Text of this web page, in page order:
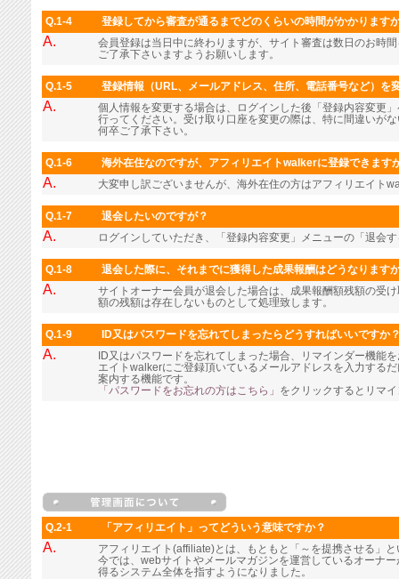
Q.1-4 登録してから審査が通るまでどのくらいの時間がかかります
A.
会員登録は当日中に終わりますが、サイト審査は数日のお時
ご了承下さいますようお願いします。
Q.1-5 登録情報（URL、メールアドレス、住所、電話番号など）を
A.
個人情報を変更する場合は、ログインした後「登録内容変更
行ってください。受け取り口座を変更の際は、特に間違いが
何卒ご了承下さい。
Q.1-6 海外在住なのですが、アフィリエイトwalkerに登録できます
A. 大変申し訳ございませんが、海外在住の方はアフィリエイト
Q.1-7 退会したいのですが？
A. ログインしていただき、「登録内容変更」メニューの「退会
Q.1-8 退会した際に、それまでに獲得した成果報酬はどうなります
A.
サイトオーナー会員が退会した場合は、成果報酬額残額の受
額の残額は存在しないものとして処理致します。
Q.1-9 ID又はパスワードを忘れてしまったらどうすればいいですか
A.
ID又はパスワードを忘れてしまった場合、リマインダー機能
エイトwalkerにご登録頂いているメールアドレスを入力する
案内する機能です。
「パスワードをお忘れの方はこちら」 をクリックするとリマ
Q.2-1 「アフィリエイト」ってどういう意味ですか？
A.
アフィリエイト(affiliate)とは、もともと「～を提携させる」
今では、webサイトやメールマガジンを運営しているオーナ
得るシステム全体を指すようになりました。